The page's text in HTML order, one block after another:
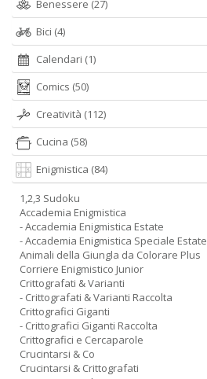
Benessere (27)
Bici (4)
Calendari (1)
Comics (50)
Creatività (112)
Cucina (58)
Enigmistica (84)
1,2,3 Sudoku
Accademia Enigmistica
- Accademia Enigmistica Estate
- Accademia Enigmistica Speciale Estate
Animali della Giungla da Colorare Plus
Corriere Enigmistico Junior
Crittografati & Varianti
- Crittografati & Varianti Raccolta
Crittografici Giganti
- Crittografici Giganti Raccolta
Crittografici e Cercaparole
Crucintarsi & Co
Crucintarsi & Crittografati